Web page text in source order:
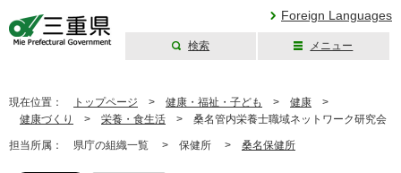
Foreign Languages
検索 メニュー
現在位置： トップページ > 健康・福祉・子ども > 健康 >
健康づくり
> 栄養・食生活 > 桑名管内栄養士職域ネットワーク研究会
担当所属： 県庁の組織一覧 > 保健所 > 桑名保健所